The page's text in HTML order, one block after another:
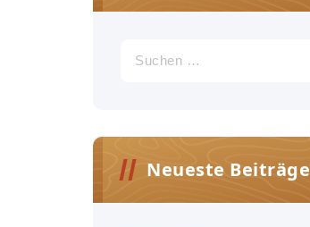
nach:
Neueste Beiträge